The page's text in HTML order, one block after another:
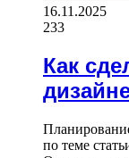
16.11.2025
233
Как
по теме